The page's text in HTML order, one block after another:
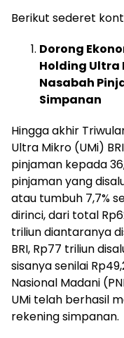
Berikut sederet
Dorong
Holding Ultra
Nasabah
Simpanan
Hingga akhir
Ultra Mikro (UMi)
pinjaman kepada
pinjaman yang
atau tumbuh 7,7%
dirinci, dari total
triliun diantaranya
BRI, Rp77 triliun
sisanya senilai
Nasional Madani
UMi telah berhasil
rekening simpanan.